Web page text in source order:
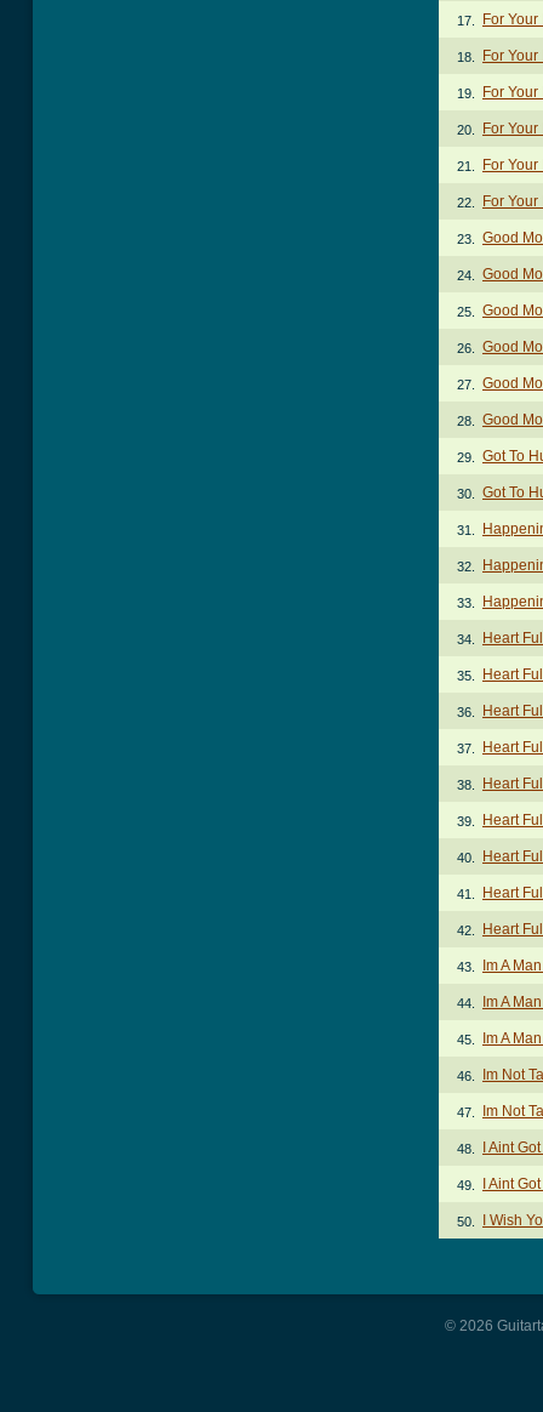
17. For
18. For
19. For
20. For
21. For
22. For
23. Good
24. Good
25. Good
26. Good
27. Good
28. Good
29. Got To
30. Got To
31.
32.
33.
34. Heart
35. Heart
36. Heart
37. Heart
38. Heart
39. Heart
40. Heart
41. Heart
42. Heart
43. Im A
44. Im A
45. Im A
46. Im Not
47. Im Not
48. I Aint
49. I Aint
50. I Wish
© 2026